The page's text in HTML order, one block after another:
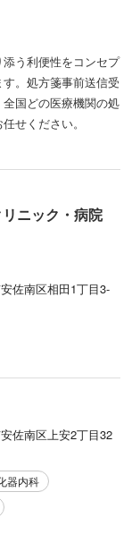
う利便性をコンセプ
。処方箋事前送信受
国どの医療機関の処
せください。
ニック・病院
佐南区相田1丁目3-
佐南区上安2丁目32
器内科